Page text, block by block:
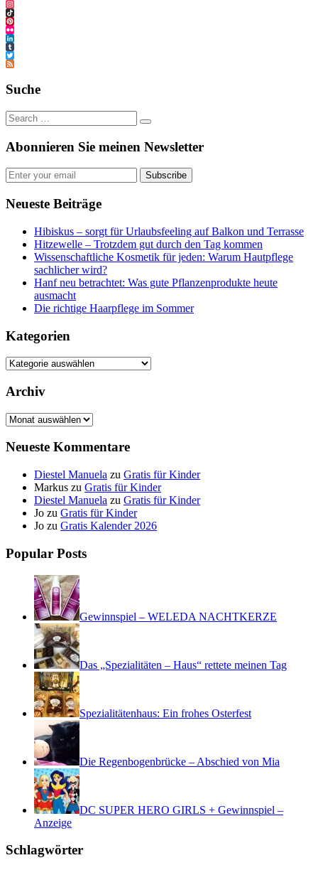
Facebook
Instagram
TikTok
Pinterest
Flickr
LinkedIn
Tumblr
Twitter
Suche
Abonnieren Sie meinen Newsletter
Subscribe
Neueste Beiträge
Hibiskus – sorgt für Urlaubsfeeling auf Balkon und Terrasse
Hitzewelle – Trotzdem gut durch den Tag kommen
Wissenschaftliche Kosmetik für jeden: Warum Hautpflege
sachlicher wird?
Hanf neu betrachtet: Was gute Pflanzenprodukte heute
ausmacht
Die richtige Haarpflege im Sommer
Kategorien
Kategorien
Archiv
Archiv
Neueste Kommentare
Diestel Manuela zu Gratis für Kinder
Markus zu Gratis für Kinder
Diestel Manuela zu Gratis für Kinder
Jo zu Gratis für Kinder
Jo zu Gratis Kalender 2026
Popular Posts
Gewinnspiel – WELEDA NACHTKERZE
Das „Spezialitäten – Haus“ rettete meinen Tag
Spezialitätenhaus: Ein frohes Osterfest
Die Regenbogenbrücke – Abschied von Mia
DC SUPER HERO GIRLS + Gewinnspiel –
Anzeige
Schlagwörter